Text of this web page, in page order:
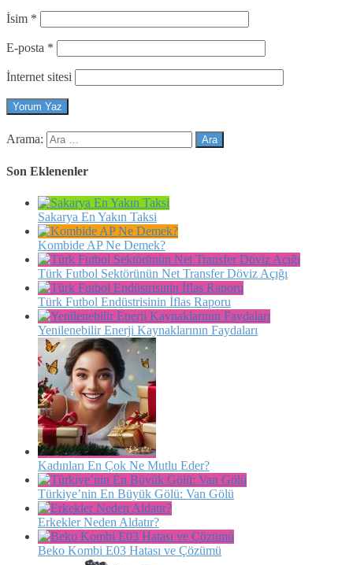
İsim *
E-posta *
İnternet sitesi
Arama:
Son Eklenenler
Sakarya En Yakın Taksi
Kombide AP Ne Demek?
Türk Futbol Sektörünün Net Transfer Döviz Açığı
Türk Futbol Endüstrisinin İflas Raporu
Yenilenebilir Enerji Kaynaklarının Faydaları
Kadınları En Çok Ne Mutlu Eder?
Türkiye’nin En Büyük Gölü: Van Gölü
Erkekler Neden Aldatır?
Beko Kombi E03 Hatası ve Çözümü